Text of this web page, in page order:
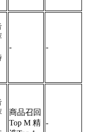
- -
商品召回
Top M 精 -